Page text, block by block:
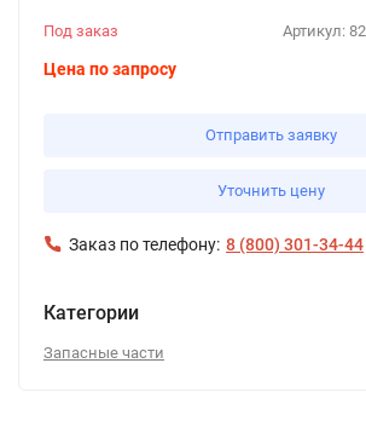
Артикул:
Под заказ
Цена по запросу
Отправить заявку
Уточнить цену
Заказ по телефону: 8 (800) 301-34-44
Категории
Запасные части